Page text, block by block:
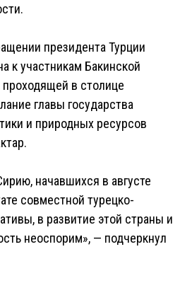
президента Турции
к участникам Бакинской
проходящей в столице
главы государства
и природных ресурсов
начавшихся в августе
совместной турецко-
в развитие этой страны и
неоспорим», — подчеркнул